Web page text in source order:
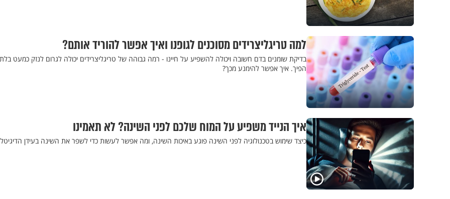
למה טריגליצרידים מסוכנים לגופנו ואיך אפשר להוריד אותם?
בדיקת שומנים בדם חשובה ויכולה להשפיע על חיינו - רמה גבוהה של טריגליצרידים יכולה לגרום לנזק כמעט
הפיך. איך אפשר להימנע מכך?
איך הנייד משפיע על המוח שלכם לפני השינה? לא תאמינו
כיצד שימוש בטכנולוגיה לפני השינה פוגע באיכות השינה, ומה אפשר לעשות כדי לשפר את השינה בעידן